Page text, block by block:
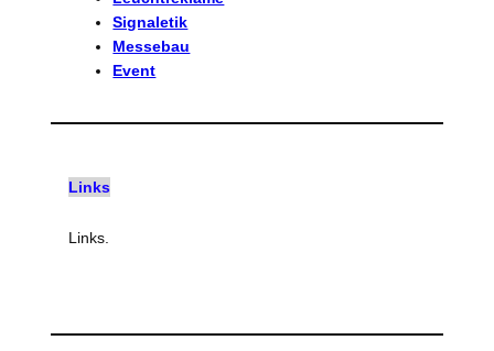
Signaletik
Messebau
Event
Links
Links.